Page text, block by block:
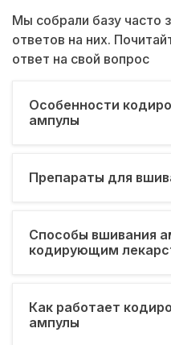
Мы собрали базу часто
ответов на них.
ответ на свой вопрос
Особенности
ампулы
Препараты для
Способы вшивания
кодирующим
Как работает
ампулы